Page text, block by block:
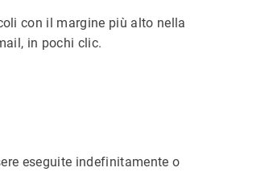
con il margine più alto nella
in pochi clic.
eseguite indefinitamente o